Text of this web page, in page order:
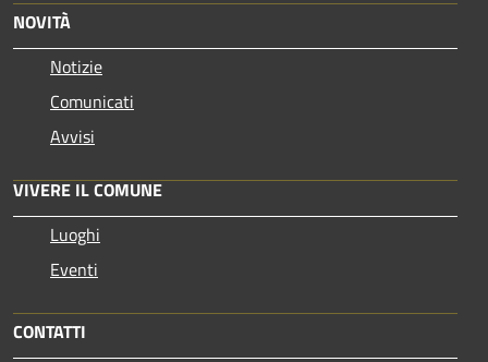
NOVITÀ
Notizie
Comunicati
Avvisi
VIVERE IL COMUNE
Luoghi
Eventi
CONTATTI